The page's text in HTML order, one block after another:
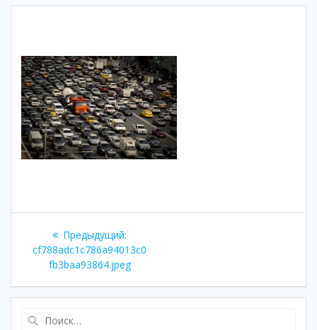
Навигация
по
записям
Предыдущий:
запись:
cf788adc1c786a94013c0
fb3baa93864.jpeg